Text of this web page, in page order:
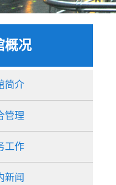
概况
简介
管理
工作
新闻